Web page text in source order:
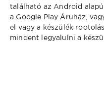
található az Android
a Google Play Áruház,
el vagy a készülék
mindent legyalulni a